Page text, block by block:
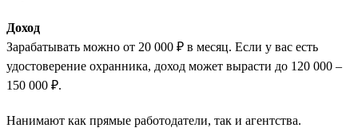
Доход
Зарабатывать можно от 20 000 ₽ в месяц. Если у вас есть
удостоверение охранника, доход может вырасти до 120 000 –
150 000 ₽.
Нанимают как прямые работодатели, так и агентства.